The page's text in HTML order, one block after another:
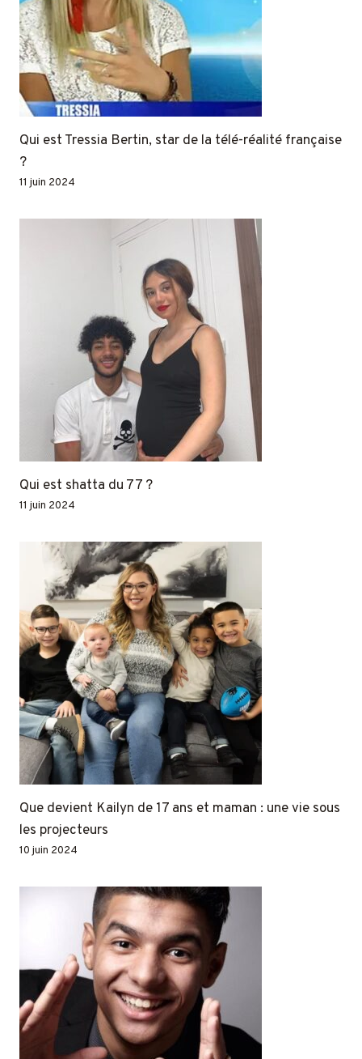
Qui est Tressia Bertin, star de la télé-réalité française
?
11 juin 2024
Qui est shatta du 77 ?
11 juin 2024
Que devient Kailyn de 17 ans et maman : une vie sous
les projecteurs
10 juin 2024